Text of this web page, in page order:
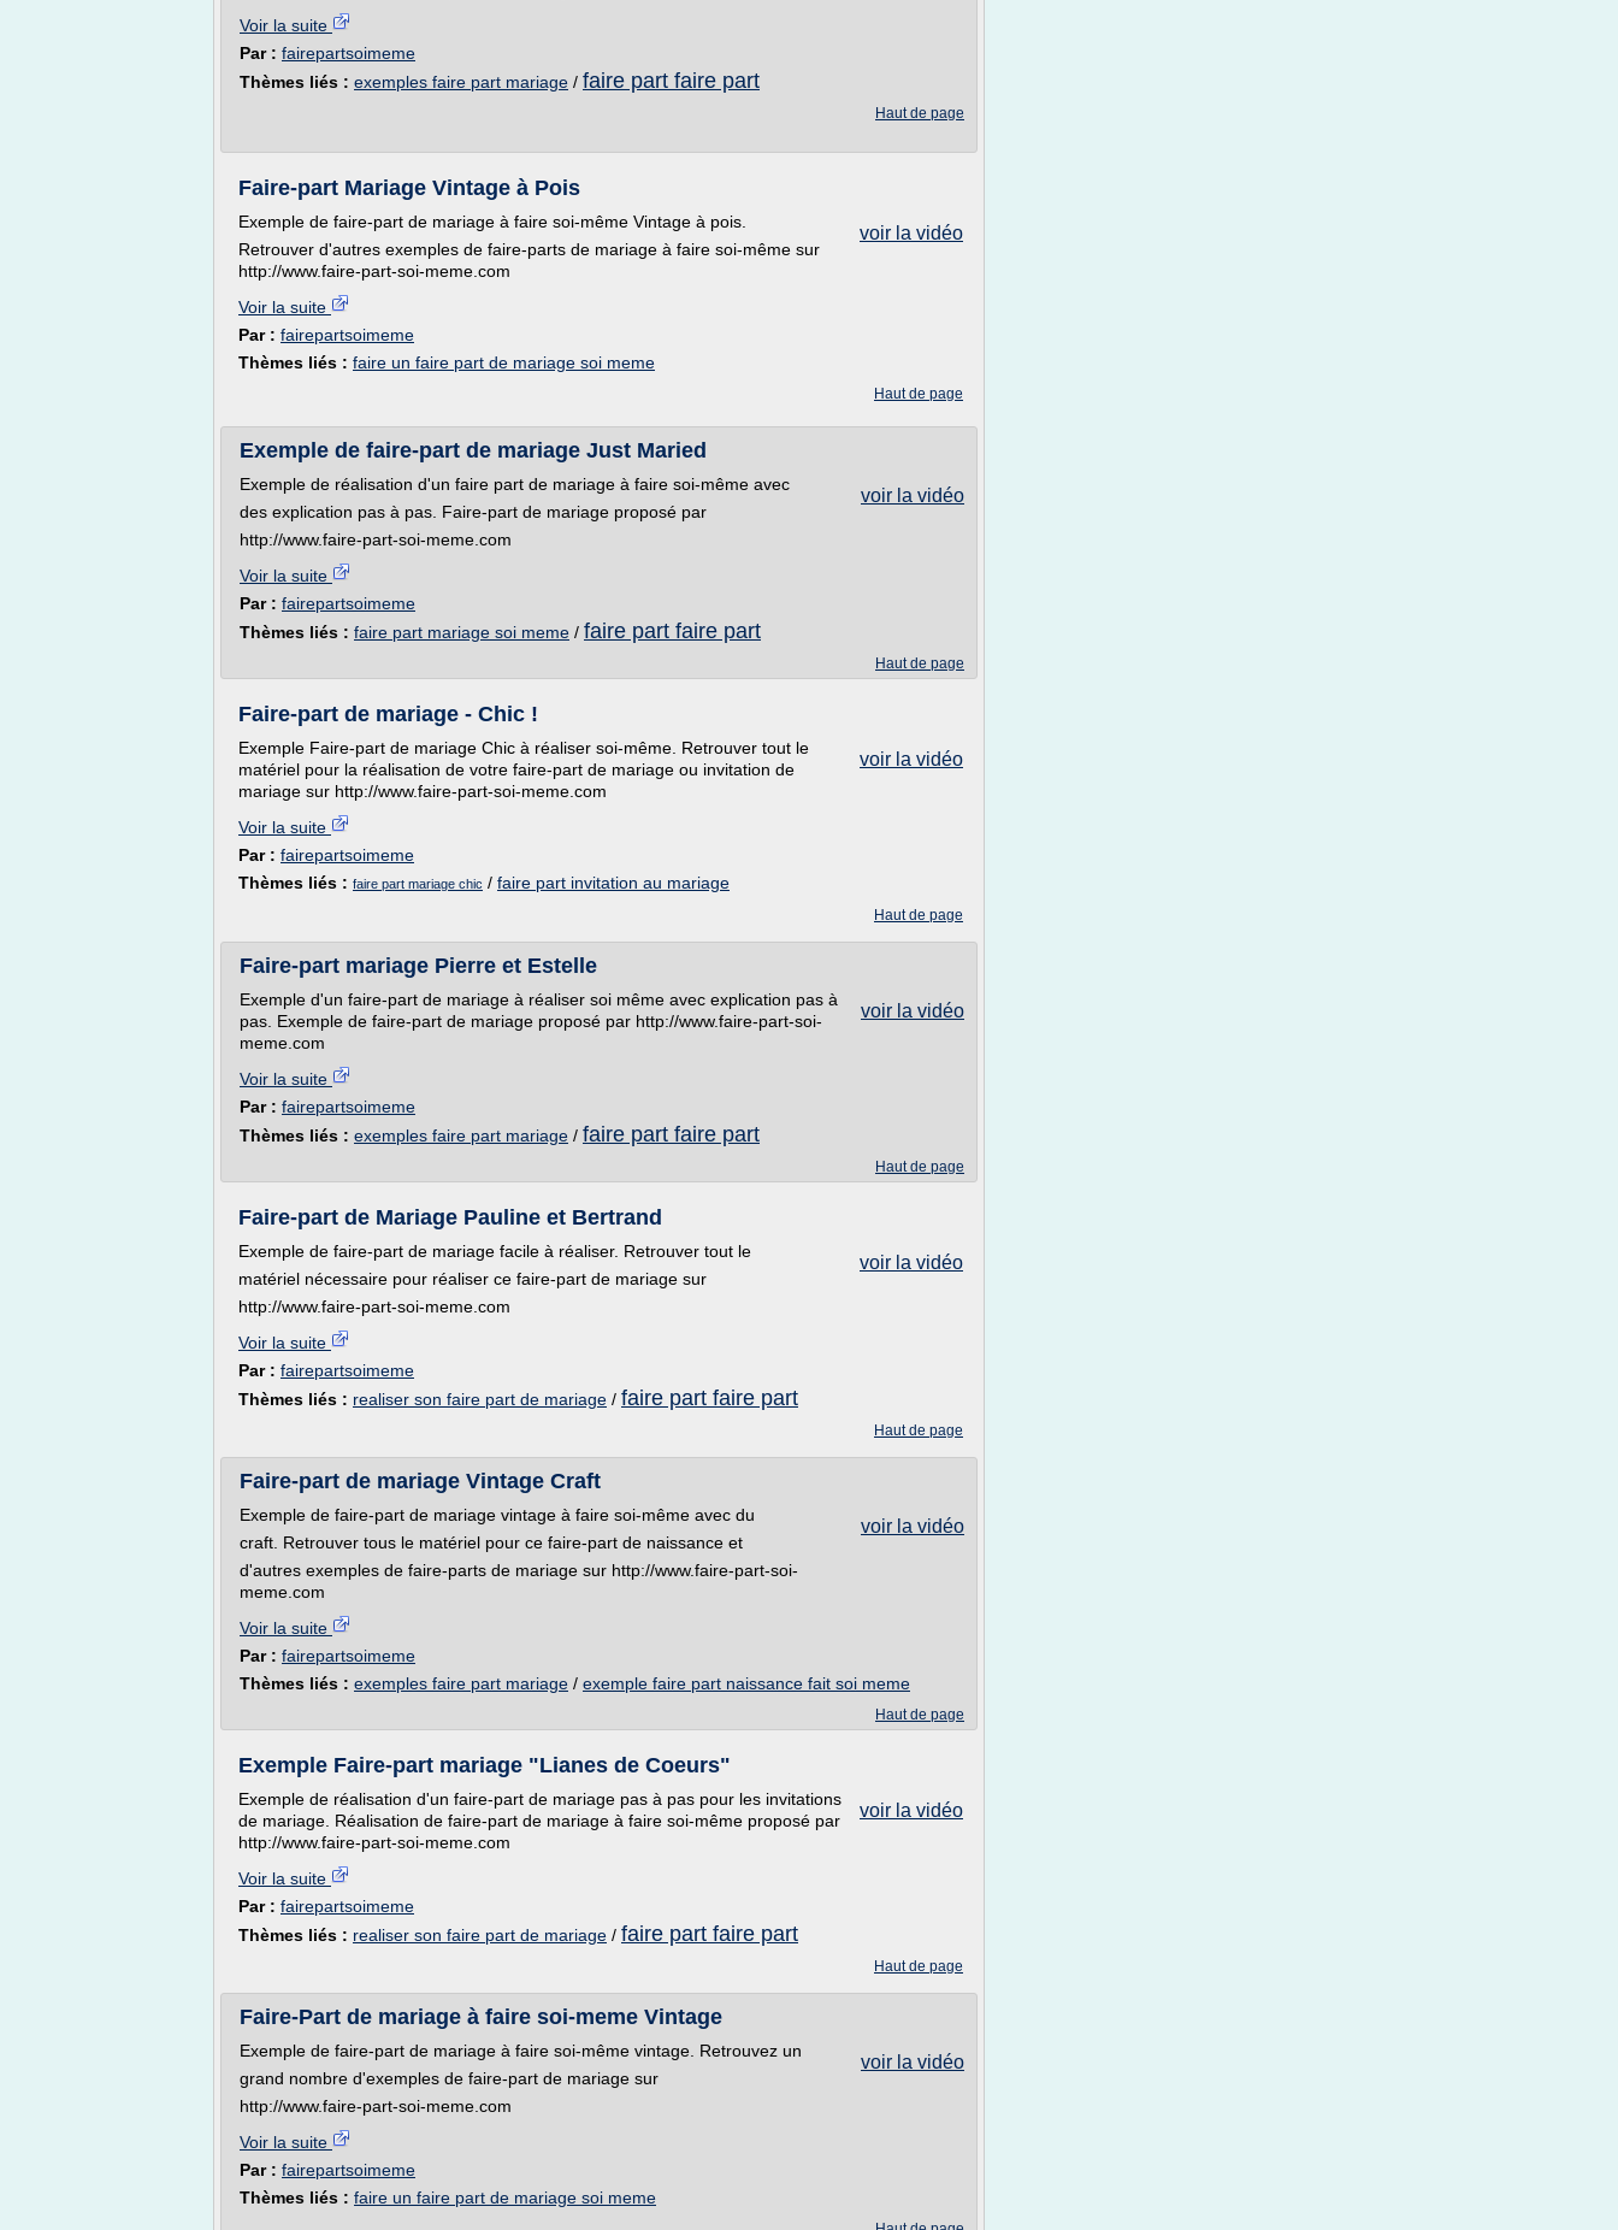
Voir la suite
Par : fairepartsoimeme
Thèmes liés : exemples faire part mariage / faire part faire part
Haut de page
Faire-part Mariage Vintage à Pois
voir la vidéo
Exemple de faire-part de mariage à faire soi-même Vintage à pois.
Retrouver d'autres exemples de faire-parts de mariage à faire soi-même sur
http://www.faire-part-soi-meme.com
Voir la suite
Par : fairepartsoimeme
Thèmes liés : faire un faire part de mariage soi meme
Haut de page
Exemple de faire-part de mariage Just Maried
voir la vidéo
Exemple de réalisation d'un faire part de mariage à faire soi-même avec
des explication pas à pas. Faire-part de mariage proposé par
http://www.faire-part-soi-meme.com
Voir la suite
Par : fairepartsoimeme
Thèmes liés : faire part mariage soi meme / faire part faire part
Haut de page
Faire-part de mariage - Chic !
voir la vidéo
Exemple Faire-part de mariage Chic à réaliser soi-même. Retrouver tout le
matériel pour la réalisation de votre faire-part de mariage ou invitation de
mariage sur http://www.faire-part-soi-meme.com
Voir la suite
Par : fairepartsoimeme
Thèmes liés : faire part mariage chic / faire part invitation au mariage
Haut de page
Faire-part mariage Pierre et Estelle
voir la vidéo
Exemple d'un faire-part de mariage à réaliser soi même avec explication pas à
pas. Exemple de faire-part de mariage proposé par http://www.faire-part-soi-
meme.com
Voir la suite
Par : fairepartsoimeme
Thèmes liés : exemples faire part mariage / faire part faire part
Haut de page
Faire-part de Mariage Pauline et Bertrand
voir la vidéo
Exemple de faire-part de mariage facile à réaliser. Retrouver tout le
matériel nécessaire pour réaliser ce faire-part de mariage sur
http://www.faire-part-soi-meme.com
Voir la suite
Par : fairepartsoimeme
Thèmes liés : realiser son faire part de mariage / faire part faire part
Haut de page
Faire-part de mariage Vintage Craft
voir la vidéo
Exemple de faire-part de mariage vintage à faire soi-même avec du
craft. Retrouver tous le matériel pour ce faire-part de naissance et
d'autres exemples de faire-parts de mariage sur http://www.faire-part-soi-
meme.com
Voir la suite
Par : fairepartsoimeme
Thèmes liés : exemples faire part mariage / exemple faire part naissance fait soi meme
Haut de page
Exemple Faire-part mariage "Lianes de Coeurs"
voir la vidéo
Exemple de réalisation d'un faire-part de mariage pas à pas pour les invitations
de mariage. Réalisation de faire-part de mariage à faire soi-même proposé par
http://www.faire-part-soi-meme.com
Voir la suite
Par : fairepartsoimeme
Thèmes liés : realiser son faire part de mariage / faire part faire part
Haut de page
Faire-Part de mariage à faire soi-meme Vintage
voir la vidéo
Exemple de faire-part de mariage à faire soi-même vintage. Retrouvez un
grand nombre d'exemples de faire-part de mariage sur
http://www.faire-part-soi-meme.com
Voir la suite
Par : fairepartsoimeme
Thèmes liés : faire un faire part de mariage soi meme